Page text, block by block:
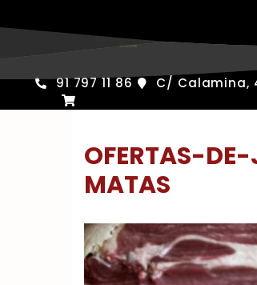
al
91 797 11 86 C/ Calamina,
OFERTAS-
MATAS